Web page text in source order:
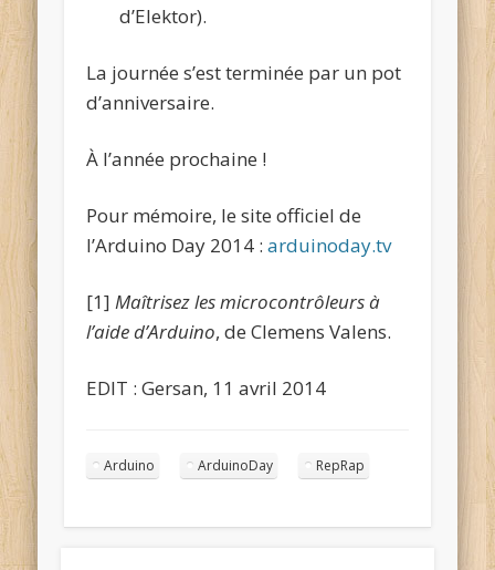
d’Elektor).
La journée s’est terminée par un pot
d’anniversaire.
À l’année prochaine !
Pour mémoire, le site officiel de
l’Arduino Day 2014 :arduinoday.tv
[1] Maîtrisez les microcontrôleurs à
l’aide d’Arduino, de Clemens Valens.
EDIT : Gersan, 11 avril 2014
Arduino ArduinoDay RepRap